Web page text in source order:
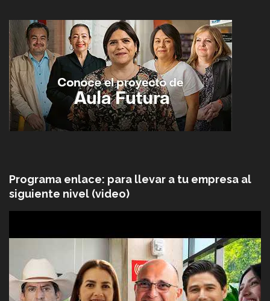
Programa enlace: para llevar a tu empresa al
siguiente nivel (video)